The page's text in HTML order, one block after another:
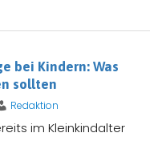
bei Kindern: Was
sollten
Redaktion
im Kleinkindalter